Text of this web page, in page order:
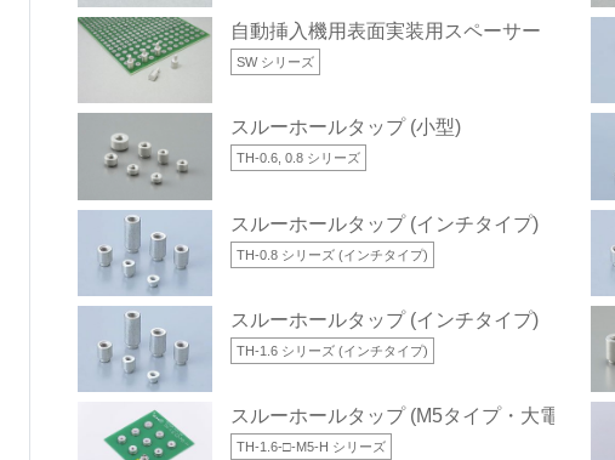
自動挿入機用表面実装用スペーサー
SW シリーズ
スルーホールタップ (小型)
TH-0.6, 0.8 シリーズ
スルーホールタップ (インチタイプ)
TH-0.8 シリーズ (インチタイプ)
スルーホールタップ (インチタイプ)
TH-1.6 シリーズ (インチタイプ)
スルーホールタップ (M5タイプ・大電流対応)
TH-1.6-□-M5-H シリーズ